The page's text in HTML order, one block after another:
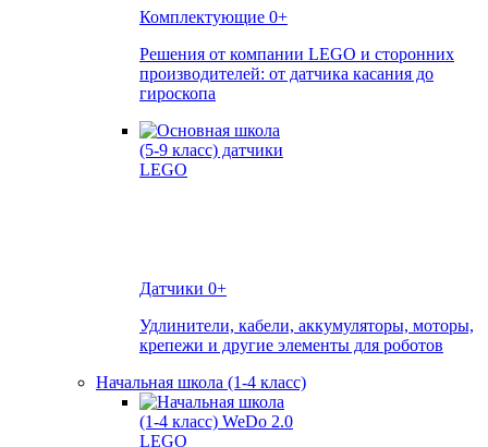
Комплектующие 0+
Решения от компании LEGO и сторонних
производителей: от датчика касания до
гироскопа
Датчики 0+
Удлинители, кабели, аккумуляторы, моторы,
крепежи и другие элементы для роботов
Начальная школа (1-4 класс)